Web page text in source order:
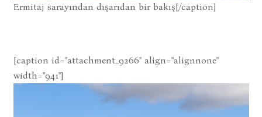
Ermitaj sarayından dışarıdan bir bakış[/caption]
[caption id="attachment_9266" align="alignnone"
width="941"]